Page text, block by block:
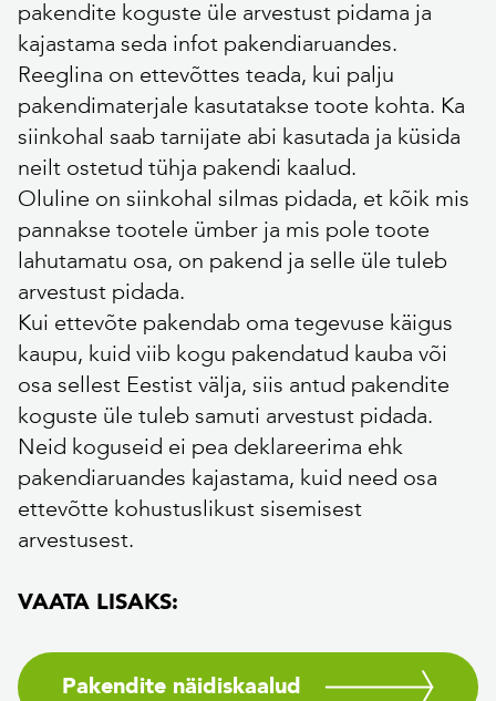
pakendite koguste üle arvestust pidama ja
kajastama seda infot pakendiaruandes.
Reeglina on ettevõttes teada, kui palju
pakendimaterjale kasutatakse toote kohta. Ka
siinkohal saab tarnijate abi kasutada ja küsida
neilt ostetud tühja pakendi kaalud.
Oluline on siinkohal silmas pidada, et kõik mis
pannakse tootele ümber ja mis pole toote
lahutamatu osa, on pakend ja selle üle tuleb
arvestust pidada.
Kui ettevõte pakendab oma tegevuse käigus
kaupu, kuid viib kogu pakendatud kauba või
osa sellest Eestist välja, siis antud pakendite
koguste üle tuleb samuti arvestust pidada.
Neid koguseid ei pea deklareerima ehk
pakendiaruandes kajastama, kuid need osa
ettevõtte kohustuslikust sisemisest
arvestusest.
VAATA LISAKS:
Pakendite näidiskaalud